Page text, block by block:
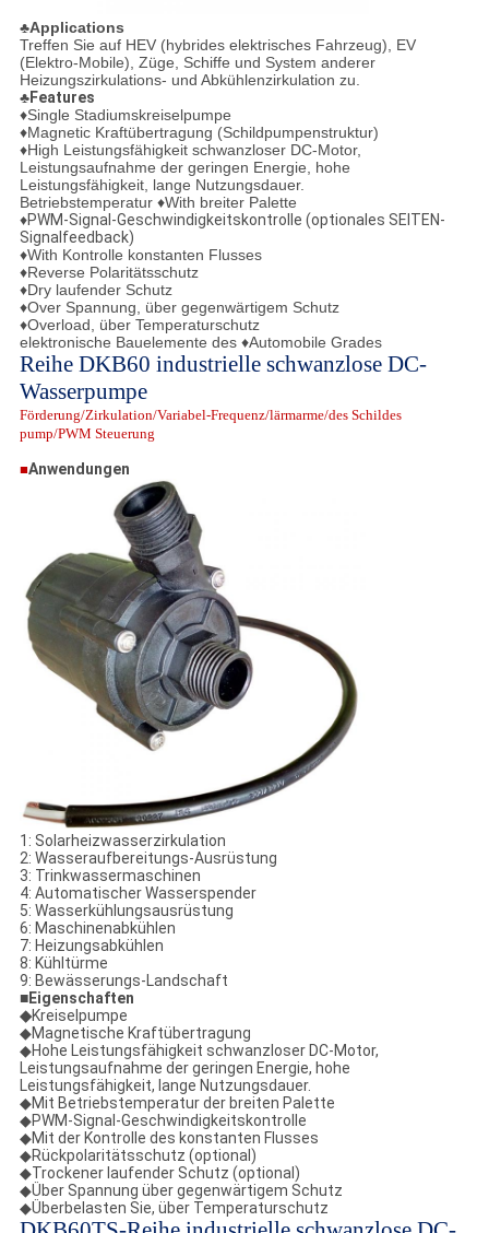
♣Applications
Treffen Sie auf HEV (hybrides elektrisches Fahrzeug), EV
(Elektro-Mobile), Züge, Schiffe und System anderer
Heizungszirkulations- und Abkühlenzirkulation zu.
♣Features
♦Single Stadiumskreiselpumpe
♦Magnetic Kraftübertragung (Schildpumpenstruktur)
♦High Leistungsfähigkeit schwanzloser DC-Motor,
Leistungsaufnahme der geringen Energie, hohe
Leistungsfähigkeit, lange Nutzungsdauer.
Betriebstemperatur ♦With breiter Palette
♦PWM-Signal-Geschwindigkeitskontrolle (optionales SEITEN-
Signalfeedback)
♦With Kontrolle konstanten Flusses
♦Reverse Polaritätsschutz
♦Dry laufender Schutz
♦Over Spannung, über gegenwärtigem Schutz
♦Overload, über Temperaturschutz
elektronische Bauelemente des ♦Automobile Grades
Reihe DKB60 industrielle schwanzlose DC-
Wasserpumpe
Förderung/Zirkulation/Variabel-Frequenz/lärmarme/des Schildes
pump/PWM Steuerung
■Anwendungen
1: Solarheizwasserzirkulation
2: Wasseraufbereitungs-Ausrüstung
3: Trinkwassermaschinen
4: Automatischer Wasserspender
5: Wasserkühlungsausrüstung
6: Maschinenabkühlen
7: Heizungsabkühlen
8: Kühltürme
9: Bewässerungs-Landschaft
■Eigenschaften
◆Kreiselpumpe
◆Magnetische Kraftübertragung
◆Hohe Leistungsfähigkeit schwanzloser DC-Motor,
Leistungsaufnahme der geringen Energie, hohe
Leistungsfähigkeit, lange Nutzungsdauer.
◆Mit Betriebstemperatur der breiten Palette
◆PWM-Signal-Geschwindigkeitskontrolle
◆Mit der Kontrolle des konstanten Flusses
◆Rückpolaritätsschutz (optional)
◆Trockener laufender Schutz (optional)
◆Über Spannung über gegenwärtigem Schutz
◆Überbelasten Sie, über Temperaturschutz